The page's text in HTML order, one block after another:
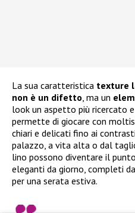
La sua caratteristica texture
non è un difetto , ma un
look un aspetto più ricercato
permette di giocare con
chiari e delicati fino ai
palazzo, a vita alta o dal
lino possono diventare il
eleganti da giorno, completi
per una serata estiva.